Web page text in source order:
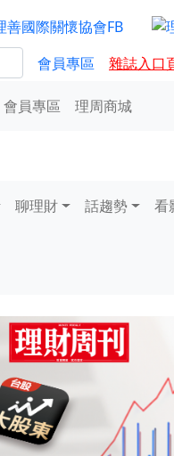
會員專區 雜誌入口
會員專區 理周商城
聊理財 話趨勢 看